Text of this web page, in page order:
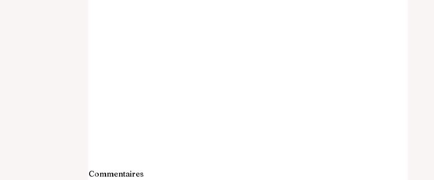
Commentaires